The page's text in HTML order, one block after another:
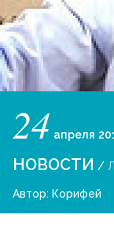
24 апреля
НОВОСТИ /
Автор: Корифей